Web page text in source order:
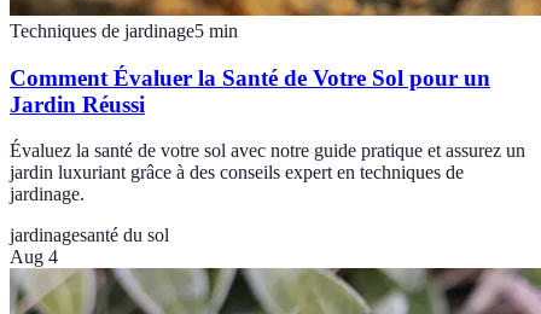
Techniques de jardinage5 min
Comment Évaluer la Santé de Votre Sol pour un
Jardin Réussi
Évaluez la santé de votre sol avec notre guide pratique et assurez un
jardin luxuriant grâce à des conseils expert en techniques de
jardinage.
jardinagesanté du sol
Aug 4